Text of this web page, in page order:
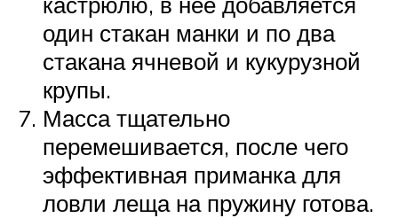
один стакан манки и по два
стакана ячневой и кукурузной
крупы.
Масса тщательно
перемешивается, после чего
эффективная приманка для
ловли леща на пружину готова.